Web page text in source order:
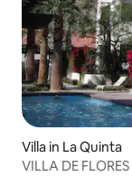
Villa in La Quinta